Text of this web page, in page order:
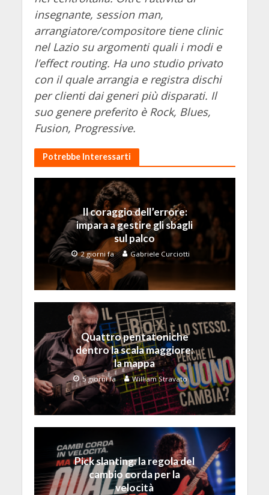
insegnante, session man,
arrangiatore/compositore tiene clinic
nel Lazio su argomenti quali i modi e
l’effect routing. Ha uno studio privato
con il quale arrangia e registra dischi
per clienti dai generi più disparati. Il
suo genere preferito è Rock, Blues,
Fusion, Progressive.
Potrebbe Interessarti
Il coraggio dell’errore:
impara a gestire gli sbagli
sul palco
2 giorni fa Gabriele Curciotti
Quattro pentatoniche
dentro la scala maggiore:
la mappa
5 giorni fa William Stravato
Pick slanting: la regola del
cambio corda per la
velocità